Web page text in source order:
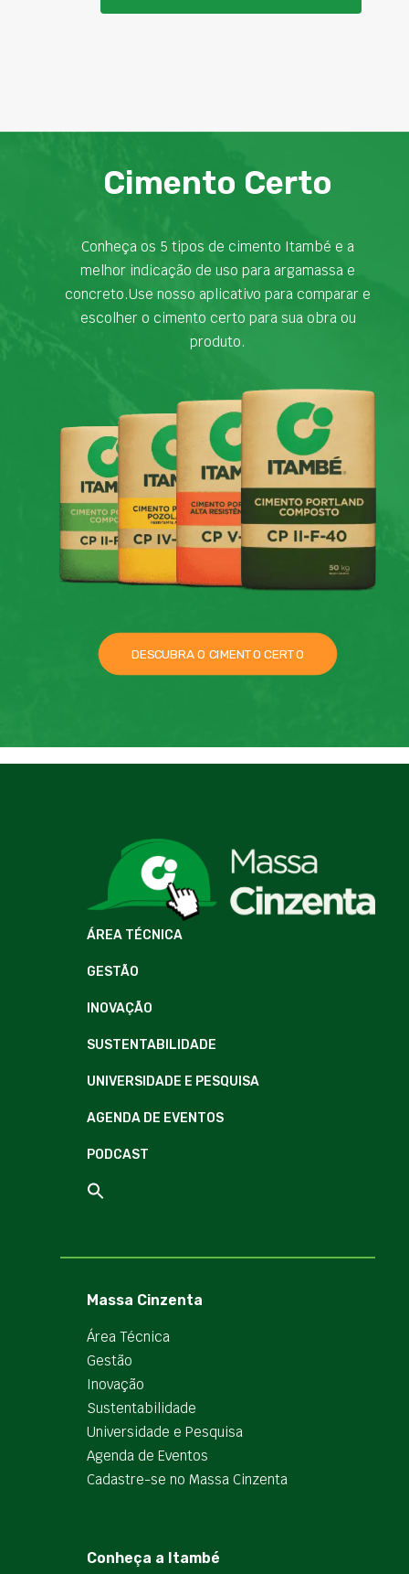
Cimento Certo
Conheça os 5 tipos de cimento Itambé e a
melhor indicação de uso para argamassa e
concreto.Use nosso aplicativo para comparar e
escolher o cimento certo para sua obra ou
produto.
DESCUBRA O CIMENTO CERTO
ÁREA TÉCNICA
GESTÃO
INOVAÇÃO
SUSTENTABILIDADE
UNIVERSIDADE E PESQUISA
AGENDA DE EVENTOS
PODCAST
Massa Cinzenta
Área Técnica
Gestão
Inovação
Sustentabilidade
Universidade e Pesquisa
Agenda de Eventos
Cadastre-se no Massa Cinzenta
Conheça a Itambé